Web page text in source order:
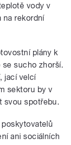
vody v
na rekordní
plány k
se sucho zhorší.
jací velcí
sektoru by v
svou spotřebu.
ani sociálních